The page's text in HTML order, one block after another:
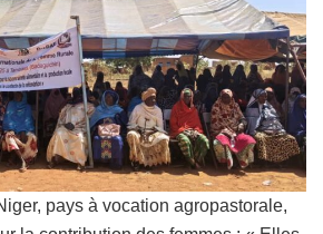
pays à vocation agropastorale,